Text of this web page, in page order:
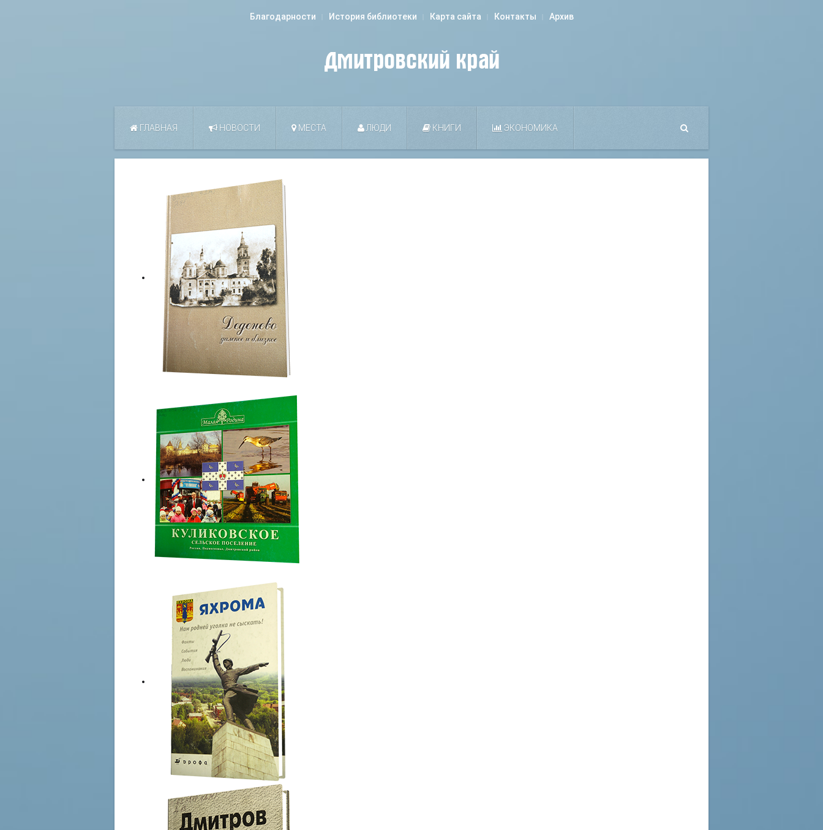
Благодарности История библиотеки Карта сайта Контакты Архив
ГЛАВНАЯ НОВОСТИ МЕСТА ЛЮДИ КНИГИ ЭКОНОМИКА